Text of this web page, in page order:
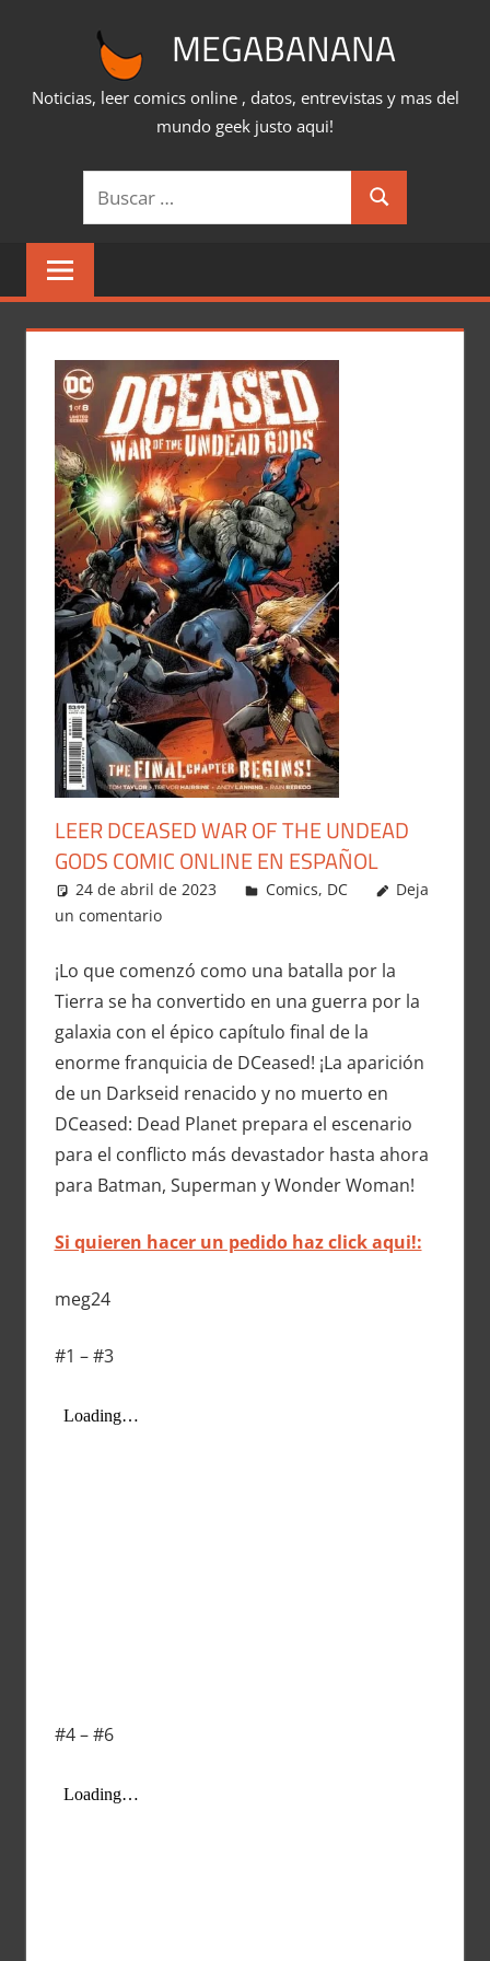
MEGABANANA
Noticias, leer comics online , datos, entrevistas y mas del
mundo geek justo aqui!
Buscar:
Buscar
LEER DCEASED WAR OF THE UNDEAD
GODS COMIC ONLINE EN ESPAÑOL
24 de abril de 2023 Carlitox Banana
Comics, DC
Deja
un comentario
¡Lo que comenzó como una batalla por la
Tierra se ha convertido en una guerra por la
galaxia con el épico capítulo final de la
enorme franquicia de DCeased! ¡La aparición
de un Darkseid renacido y no muerto en
DCeased: Dead Planet prepara el escenario
para el conflicto más devastador hasta ahora
para Batman, Superman y Wonder Woman!
Si quieren hacer un pedido haz click aqui!:
meg24
#1 – #3
#4 – #6